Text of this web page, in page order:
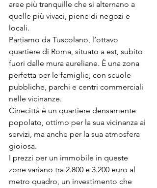
aree più tranquille che si alternano a
quelle più vivaci, piene di negozi e
locali.
Partiamo da Tuscolano, l’ottavo
quartiere di Roma, situato a est, subito
fuori dalle mura aureliane. È una zona
perfetta per le famiglie, con scuole
pubbliche, parchi e centri commerciali
nelle vicinanze.
Cinecittà è un quartiere densamente
popolato, ottimo per la sua vicinanza ai
servizi, ma anche per la sua atmosfera
gioiosa.
I prezzi per un immobile in queste
zone variano tra 2.800 e 3.200 euro al
metro quadro, un investimento che